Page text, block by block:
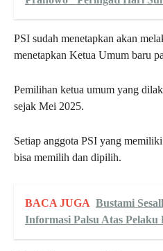
PSI sudah menetapkan akan
menetapkan Ketua Umum baru
Pemilihan ketua umum yang
sejak Mei 2025.
Setiap anggota PSI yang
bisa memilih dan dipilih.
BACA JUGA Bustami
Informasi Palsu Atas